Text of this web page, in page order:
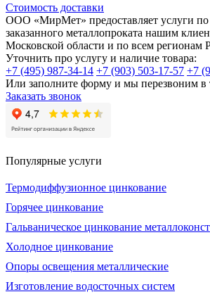
Стоимость доставки
ООО «МирМет» предоставляет услуги по
заказанного металлопроката нашим
Московской области и по всем регионам
Уточнить про услугу и наличие товара:
+7 (495) 987-34-14 +7 (903) 503-17-57 +7
Или заполните форму и мы перезвоним в
Заказать звонок
Популярные услуги
Термодиффузионное цинкование
Горячее цинкование
Гальваническое цинкование
Холодное цинкование
Опоры освещения металлические
Изготовление водосточных систем